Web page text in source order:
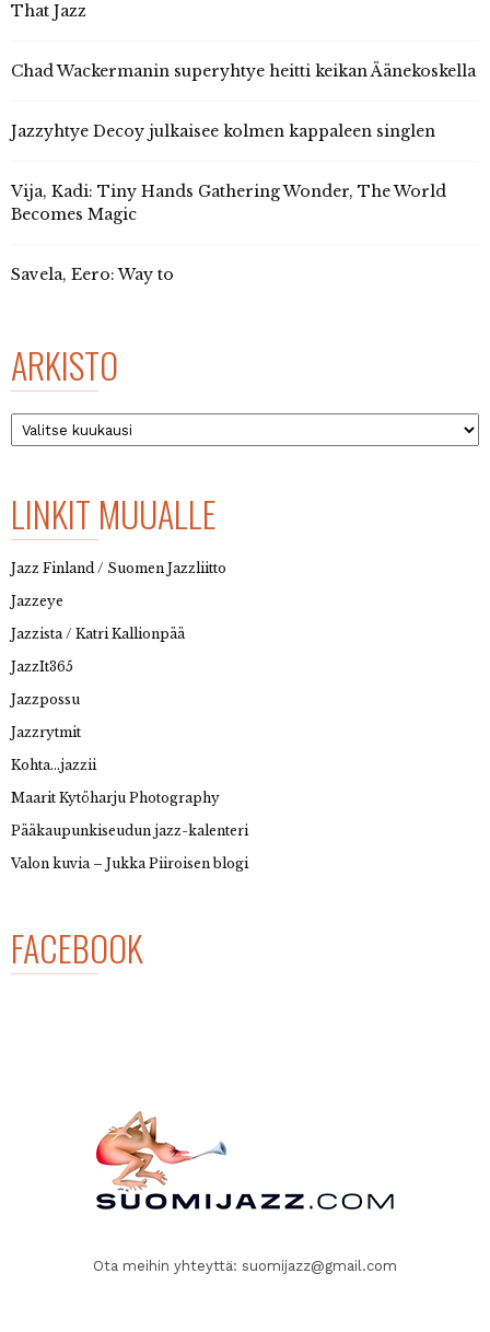
That Jazz
Chad Wackermanin superyhtye heitti keikan Äänekoskella
Jazzyhtye Decoy julkaisee kolmen kappaleen singlen
Vija, Kadi: Tiny Hands Gathering Wonder, The World
Becomes Magic
Savela, Eero: Way to
ARKISTO
Arkisto
LINKIT MUUALLE
Jazz Finland / Suomen Jazzliitto
Jazzeye
Jazzista / Katri Kallionpää
JazzIt365
Jazzpossu
Jazzrytmit
Kohta…jazzii
Maarit Kytöharju Photography
Pääkaupunkiseudun jazz-kalenteri
Valon kuvia – Jukka Piiroisen blogi
FACEBOOK
Ota meihin yhteyttä: suomijazz@gmail.com